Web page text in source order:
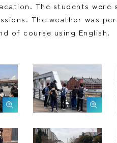
The students
The weather was
of course using English.